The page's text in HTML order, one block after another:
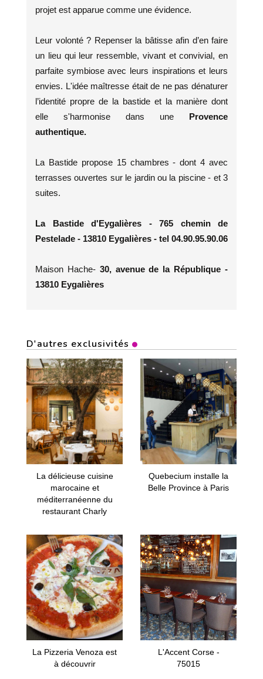
projet est apparue comme une évidence.
Leur volonté ? Repenser la bâtisse afin d’en faire
un lieu qui leur ressemble, vivant et convivial, en
parfaite symbiose avec leurs inspirations et leurs
envies. L'idée maîtresse était de ne pas dénaturer
l’identité propre de la bastide et la manière dont
elle s'harmonise dans une Provence
authentique.
La Bastide propose 15 chambres - dont 4 avec
terrasses ouvertes sur le jardin ou la piscine - et 3
suites.
La Bastide d'Eygalières - 765 chemin de
Pestelade - 13810 Eygalières - tel 04.90.95.90.06
Maison Hache- 30, avenue de la République -
13810 Eygalières
D'autres exclusivités
La délicieuse cuisine
marocaine et
méditerranéenne du
restaurant Charly
Quebecium installe la
Belle Province à Paris
La Pizzeria Venoza est
à découvrir
L'Accent Corse -
75015